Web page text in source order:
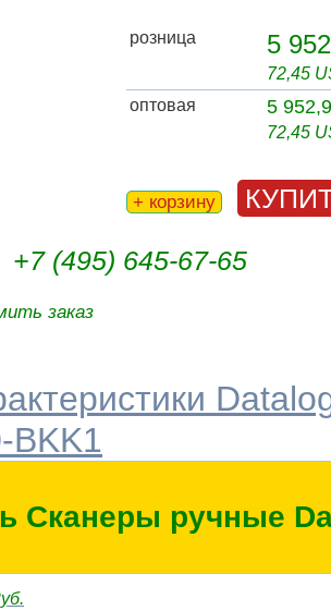
розница 5
72,45
оптовая
5
72,45
+ корзину
+7 (495) 645-67-65
заказ
BKK1
Сканеры ручные